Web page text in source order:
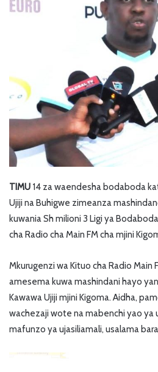
TIMU 14 za waendesha bodaboda
Ujiji na Buhigwe zimeanza
kuwania Sh milioni 3 Ligi ya
cha Radio cha Main FM cha mjini
Mkurugenzi wa Kituo cha Radio Main
amesema kuwa mashindani hayo
Kawawa Ujiji mjini Kigoma. Aidha,
wachezaji wote na mabenchi yao ya
mafunzo ya ujasiliamali, usalama